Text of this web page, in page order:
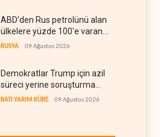
ABD'den Rus petrolünü alan
ülkelere yüzde 100'e varan
gümrük vergisi
RUSYA 09 Ağustos 2026
Demokratlar Trump için azil
süreci yerine soruşturma
hazırlıyor
BATI YARIM KÜRE 09 Ağustos 2026